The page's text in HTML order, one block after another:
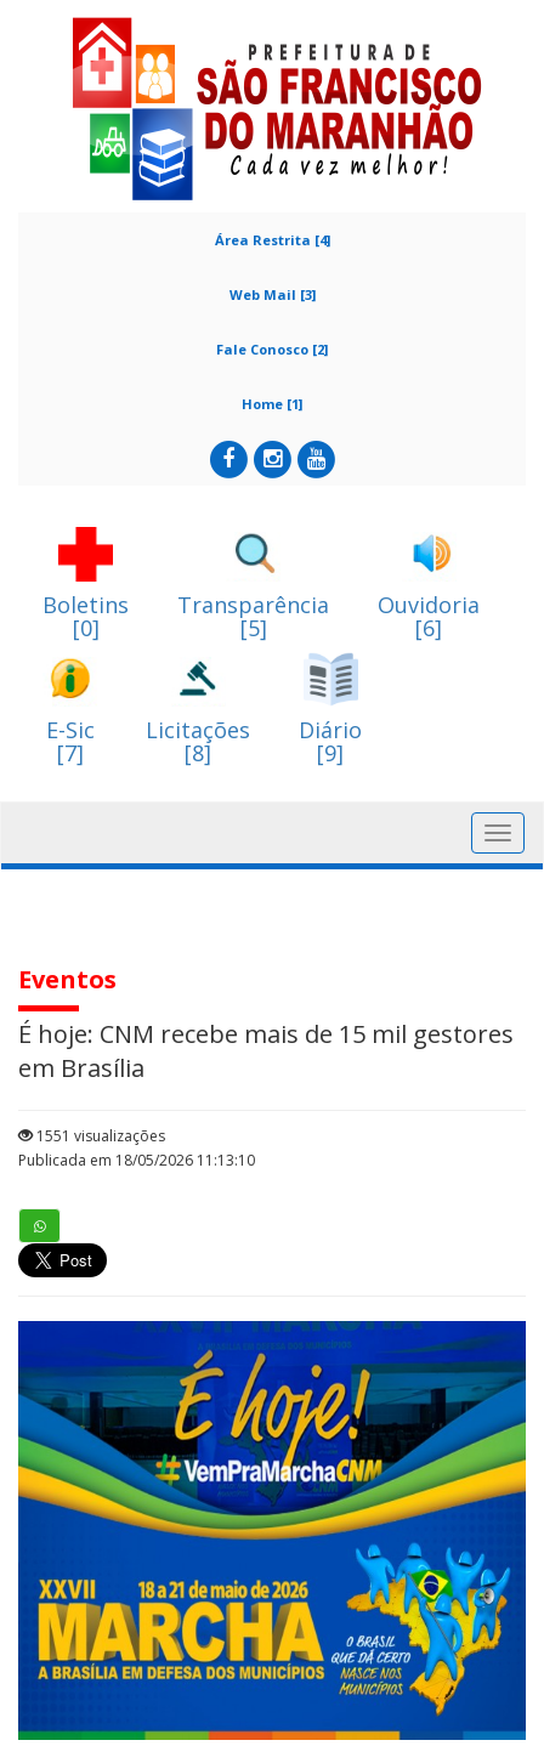
Área Restrita [4]
Web Mail [3]
Fale Conosco [2]
Home [1]
Boletins
[0]
Transparência
[5]
Ouvidoria
[6]
E-Sic
[7]
Licitações
[8]
Diário
[9]
Eventos
É hoje: CNM recebe mais de 15 mil gestores
em Brasília
1551 visualizações
Publicada em 18/05/2026 11:13:10